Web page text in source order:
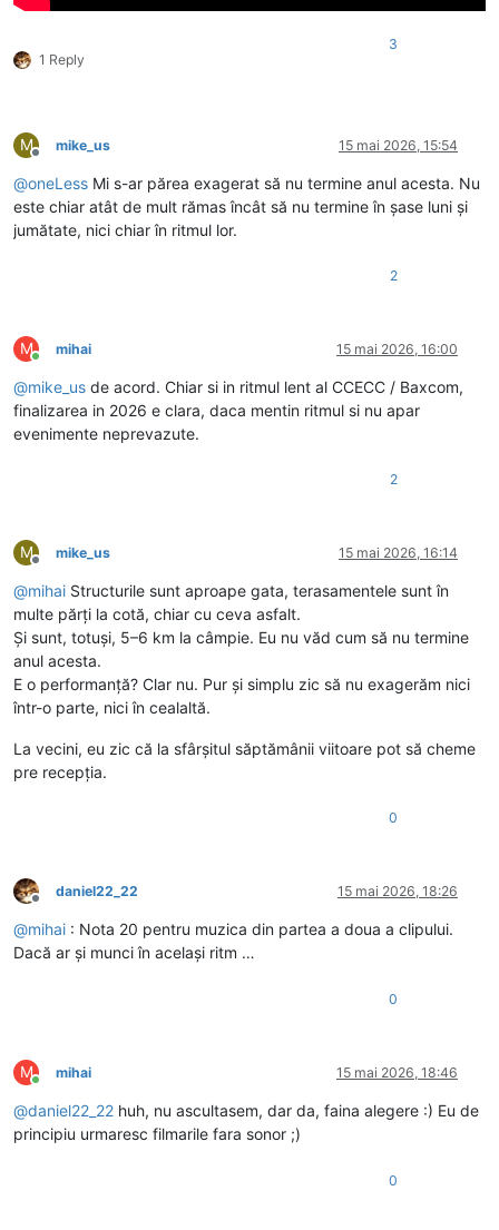
1 Reply
3
M
Deconectat
mike_us 15 mai 2026, 15:54
@oneLess Mi s-ar părea exagerat să nu termine anul acesta. Nu
este chiar atât de mult rămas încât să nu termine în șase luni și
jumătate, nici chiar în ritmul lor.
2
M
Conectat
mihai 15 mai 2026, 16:00
@mike_us de acord. Chiar si in ritmul lent al CCECC / Baxcom,
finalizarea in 2026 e clara, daca mentin ritmul si nu apar
evenimente neprevazute.
2
M
Deconectat
mike_us 15 mai 2026, 16:14
@mihai Structurile sunt aproape gata, terasamentele sunt în
multe părți la cotă, chiar cu ceva asfalt.
Și sunt, totuși, 5–6 km la câmpie. Eu nu văd cum să nu termine
anul acesta.
E o performanță? Clar nu. Pur și simplu zic să nu exagerăm nici
într-o parte, nici în cealaltă.
La vecini, eu zic că la sfârșitul săptămânii viitoare pot să cheme
pre recepția.
0
Deconectat
daniel22_22 15 mai 2026, 18:26
@mihai : Nota 20 pentru muzica din partea a doua a clipului.
Dacă ar și munci în același ritm …
0
M
Conectat
mihai 15 mai 2026, 18:46
@daniel22_22 huh, nu ascultasem, dar da, faina alegere :) Eu de
principiu urmaresc filmarile fara sonor ;)
0